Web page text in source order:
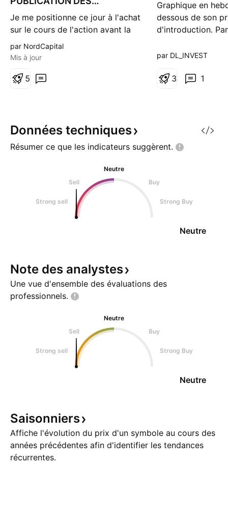
RESULSTATS
Je me positionne ce jour à l'achat
sur le cours de l'action avant la
publication des résultats de cette
semaine, achat spéculatif long
11.80$ .
par NordCapital
Mis à jour
5
Graphique en
dessous de son
d'introduction.
ordre. ► Merci
t
par DL_INVEST
1
3
Données techniques
Résumer ce que les indicateurs suggèrent.
Neutre
Sell
Buy
Strong sell Strong Buy
Neutre
Note des analystes
Une vue d'ensemble des évaluations des
professionnels.
Neutre
Sell
Buy
Strong sell Strong Buy
Neutre
Saisonniers
Affiche l'évolution du prix d'un symbole au cours des
années précédentes afin d'identifier les tendances
récurrentes.